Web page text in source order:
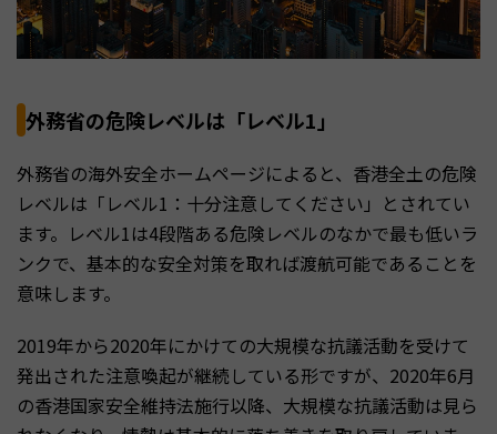
外務省の危険レベルは「レベル1」
外務省の海外安全ホームページによると、香港全土の危険
レベルは「レベル1：十分注意してください」とされてい
ます。レベル1は4段階ある危険レベルのなかで最も低いラ
ンクで、基本的な安全対策を取れば渡航可能であることを
意味します。
2019年から2020年にかけての大規模な抗議活動を受けて
発出された注意喚起が継続している形ですが、2020年6月
の香港国家安全維持法施行以降、大規模な抗議活動は見ら